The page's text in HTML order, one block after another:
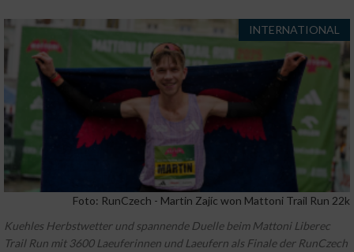
INTERNATIONAL
Foto: RunCzech - Martin Zajíc won Mattoni Trail Run 22k
Kuehles Herbstwetter und spannende Duelle beim Mattoni Liberec
Trail Run mit 3600 Laeuferinnen und Laeufern als Finale der RunCzech